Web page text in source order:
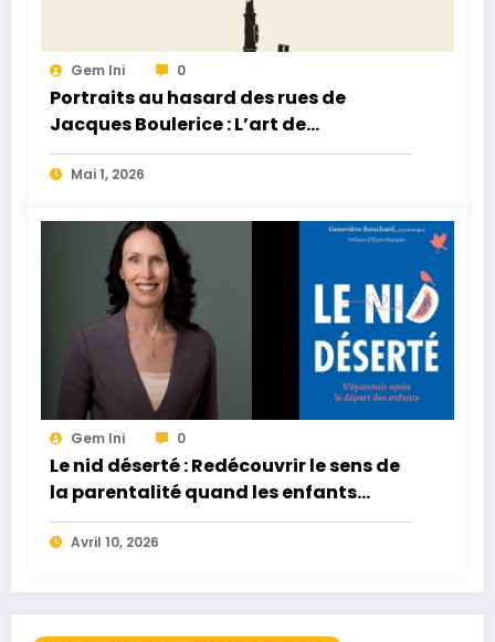
Gem Ini 0
Portraits au hasard des rues de
Jacques Boulerice : L’art de
l’instantané humain
Mai 1, 2026
Gem Ini 0
Le nid déserté : Redécouvrir le sens de
la parentalité quand les enfants
quittent la maison
Avril 10, 2026